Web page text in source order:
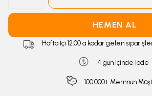
HEMEN AL
Hafta İçi 12:00 a kadar gelen
14 gün içinde iade
100.000+ Memnun